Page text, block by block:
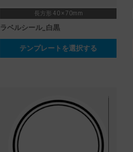
長方形 40 × 70mm
ラベルシール_白黒
テンプレートを選択する